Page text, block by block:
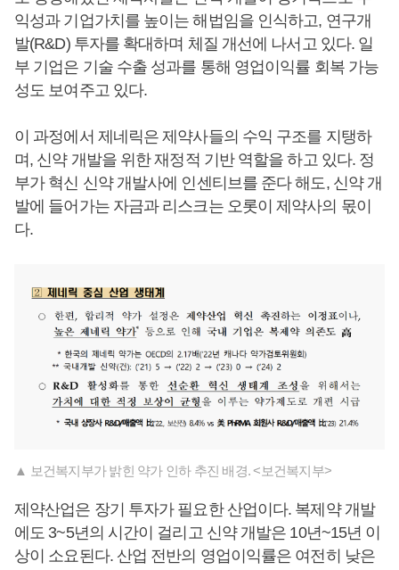
익성과 기업가치를 높이는 해법임을 인식하고, 연구개
발(R&D) 투자를 확대하며 체질 개선에 나서고 있다. 일
부 기업은 기술 수출 성과를 통해 영업이익률 회복 가능
성도 보여주고 있다.
이 과정에서 제네릭은 제약사들의 수익 구조를 지탱하
며, 신약 개발을 위한 재정적 기반 역할을 하고 있다. 정
부가 혁신 신약 개발사에 인센티브를 준다 해도, 신약 개
발에 들어가는 자금과 리스크는 오롯이 제약사의 몫이
다.
▲ 보건복지부가 밝힌 약가 인하 추진 배경. <보건복지부>
제약산업은 장기 투자가 필요한 산업이다. 복제약 개발
에도 3~5년의 시간이 걸리고 신약 개발은 10년~15년 이
상이 소요된다. 산업 전반의 영업이익률은 여전히 낮은